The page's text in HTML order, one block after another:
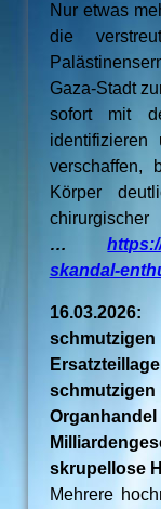
Nur etwas
die
Gaza-Stadt
sofort mit
verschaffen,
Körper
chirurgischer
…
skandal-
skrupellose
Mehrere